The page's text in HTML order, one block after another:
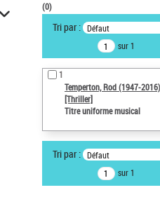
VOTRE RECHERCHE
Recherche avancée dans les
notices d’autorité
Œuvres liées à l'auteur :
Temperton, Rod (1947-2016)
Auteur d’œuvre
Type de notice d'autorité
Titre uniforme musical
Pays
(0)
Tri par : Défaut
sur 1
1
Temperton, Rod (1947-2016)
[Thriller]
Titre uniforme musical
Tri par : Défaut
sur 1